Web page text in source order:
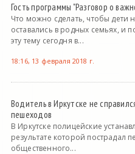
Гость программы "Разговор о
Что можно сделать, чтобы дети
оставались в родных семьях, и
эту тему сегодня в...
18:16, 13 февраля 2018 г.
Водитель в Иркутске не
пешеходов
В Иркутске полицейские
результате которой пострадал
общественного...